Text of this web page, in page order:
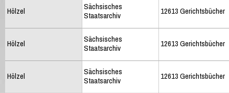
Hölzel
Sächsisches
Staatsarchiv
12613 Gerichtsbücher
Hölzel
Sächsisches
Staatsarchiv
12613 Gerichtsbücher
Hölzel
Sächsisches
Staatsarchiv
12613 Gerichtsbücher